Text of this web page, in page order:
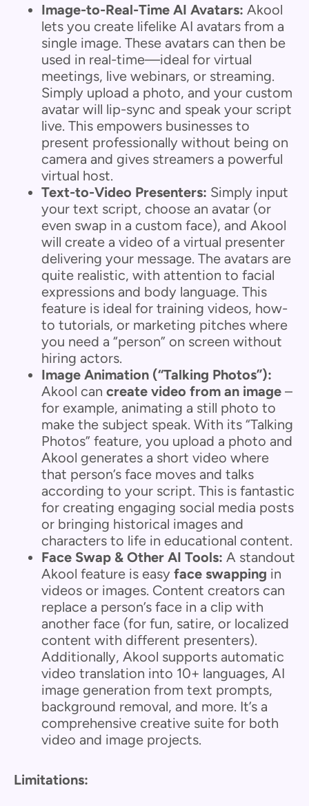
Image-to-Real-Time AI Avatars: Akool
lets you create lifelike AI avatars from a
single image. These avatars can then be
used in real-time—ideal for virtual
meetings, live webinars, or streaming.
Simply upload a photo, and your custom
avatar will lip-sync and speak your script
live. This empowers businesses to
present professionally without being on
camera and gives streamers a powerful
virtual host.
Text-to-Video Presenters: Simply input
your text script, choose an avatar (or
even swap in a custom face), and Akool
will create a video of a virtual presenter
delivering your message. The avatars are
quite realistic, with attention to facial
expressions and body language. This
feature is ideal for training videos, how-
to tutorials, or marketing pitches where
you need a “person” on screen without
hiring actors.
Image Animation (“Talking Photos”):
Akool can create video from an image –
for example, animating a still photo to
make the subject speak. With its “Talking
Photos” feature, you upload a photo and
Akool generates a short video where
that person’s face moves and talks
according to your script. This is fantastic
for creating engaging social media posts
or bringing historical images and
characters to life in educational content.
Face Swap & Other AI Tools: A standout
Akool feature is easy face swapping in
videos or images. Content creators can
replace a person’s face in a clip with
another face (for fun, satire, or localized
content with different presenters).
Additionally, Akool supports automatic
video translation into 10+ languages, AI
image generation from text prompts,
background removal, and more. It’s a
comprehensive creative suite for both
video and image projects.
Limitations: